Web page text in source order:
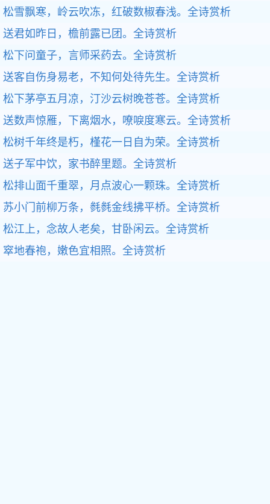
松雪飘寒，岭云吹冻，红破数椒春浅。 全诗赏析
送君如昨日，檐前露已团。 全诗赏析
松下问童子，言师采药去。 全诗赏析
送客自伤身易老，不知何处待先生。 全诗赏析
松下茅亭五月凉，汀沙云树晚苍苍。 全诗赏析
送数声惊雁，下离烟水，嘹唳度寒云。 全诗赏析
松树千年终是朽，槿花一日自为荣。 全诗赏析
送子军中饮，家书醉里题。 全诗赏析
松排山面千重翠，月点波心一颗珠。 全诗赏析
苏小门前柳万条，毵毵金线拂平桥。 全诗赏析
松江上，念故人老矣，甘卧闲云。 全诗赏析
窣地春袍，嫩色宜相照。 全诗赏析